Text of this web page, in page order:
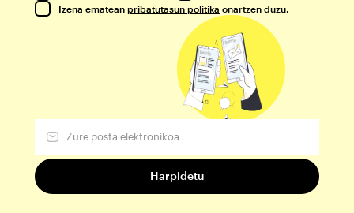
Izena ematean pribatutasun politika onartzen duzu.